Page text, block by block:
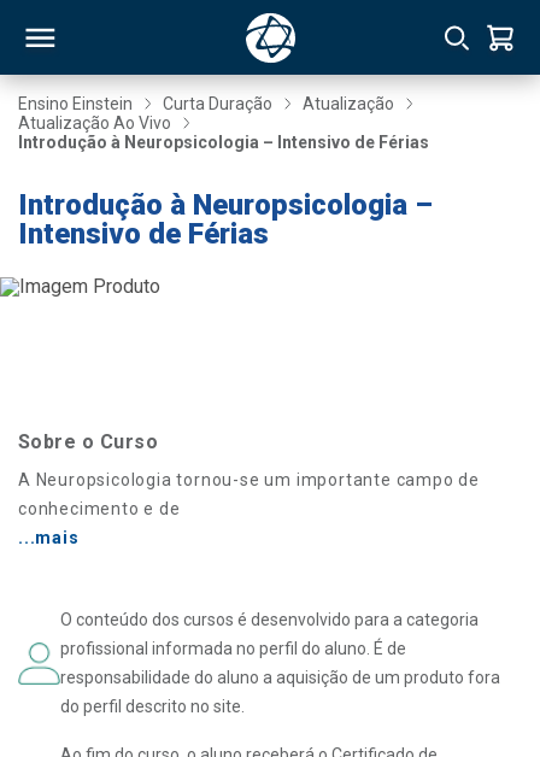
Ensino Einstein Curta Duração
Atualização
Atualização Ao Vivo
Introdução à Neuropsicologia – Intensivo de Férias
Introdução à Neuropsicologia –
Intensivo de Férias
Sobre o Curso
A Neuropsicologia tornou-se um importante campo de
conhecimento e de
...mais
O conteúdo dos cursos é desenvolvido para a categoria
profissional informada no perfil do aluno. É de
responsabilidade do aluno a aquisição de um produto fora
do perfil descrito no site.